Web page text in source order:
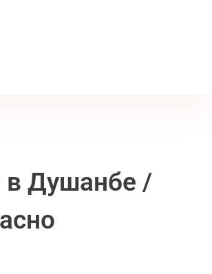
в Душанбе /